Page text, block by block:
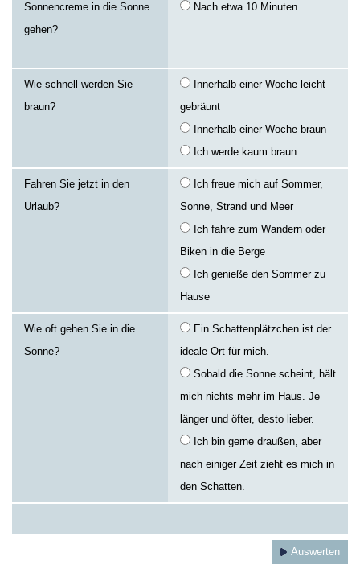
Sonnencreme in die Sonne
gehen?
Nach etwa 10 Minuten
Wie schnell werden Sie
braun?
Innerhalb einer Woche leicht
gebräunt
Innerhalb einer Woche braun
Ich werde kaum braun
Fahren Sie jetzt in den
Urlaub?
Ich freue mich auf Sommer,
Sonne, Strand und Meer
Ich fahre zum Wandern oder
Biken in die Berge
Ich genieße den Sommer zu
Hause
Wie oft gehen Sie in die
Sonne?
Ein Schattenplätzchen ist der
ideale Ort für mich.
Sobald die Sonne scheint, hält
mich nichts mehr im Haus. Je
länger und öfter, desto lieber.
Ich bin gerne draußen, aber
nach einiger Zeit zieht es mich in
den Schatten.